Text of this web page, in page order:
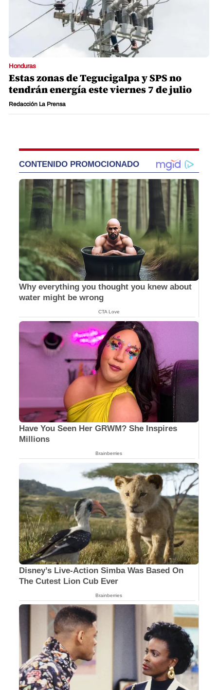
Honduras
Estas zonas de Tegucigalpa y SPS no
tendrán energía este viernes 7 de julio
Redacción La Prensa
CONTENIDO PROMOCIONADO
Why everything you thought you knew about
water might be wrong
CTA Love
Have You Seen Her GRWM? She Inspires
Millions
Brainberries
Disney’s Live-Action Simba Was Based On
The Cutest Lion Cub Ever
Brainberries